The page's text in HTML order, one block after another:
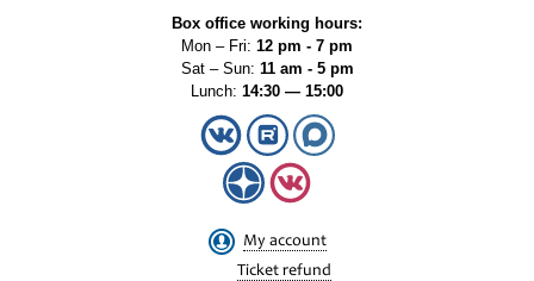
Box office working hours:
Mon – Fri: 12 pm - 7 pm
Sat – Sun: 11 am - 5 pm
Lunch: 14:30 — 15:00
My account
Ticket refund